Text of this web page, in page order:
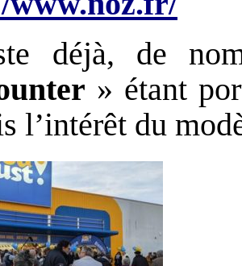
déjà, de
» étant
l’intérêt du